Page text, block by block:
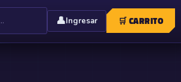
👤Ingresar 🛒CARRITO